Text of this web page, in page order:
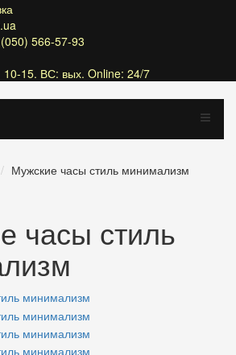
566-57-93
15. ВС: вых. Online: 24/7
Мужские часы стиль минимализм
часы стиль